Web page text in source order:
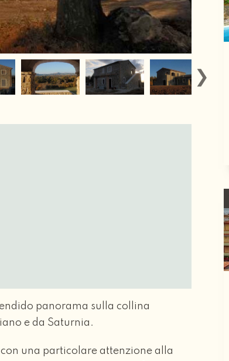
panorama sulla collina
e da Saturnia.
una particolare attenzione alla